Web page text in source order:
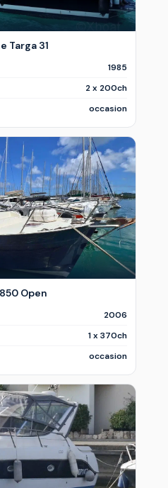
Targa 31
1985
2 x 200ch
occasion
Open
2006
1 x 370ch
occasion